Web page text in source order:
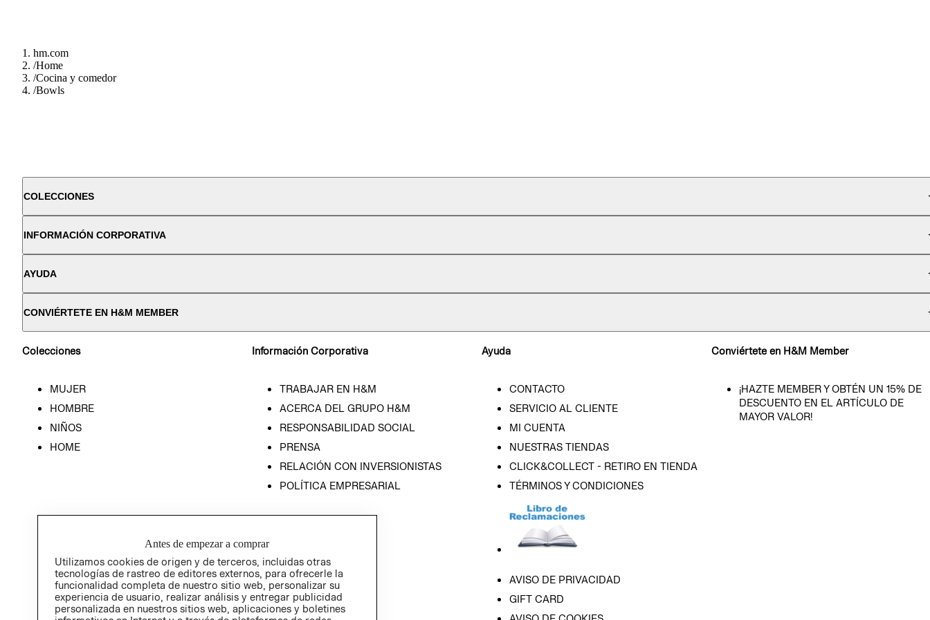
hm.com
/Home
/Cocina y comedor
/Bowls
COLECCIONES
INFORMACIÓN CORPORATIVA
AYUDA
CONVIÉRTETE EN H&M MEMBER
Colecciones
MUJER
HOMBRE
NIÑOS
HOME
Información Corporativa
TRABAJAR EN H&M
ACERCA DEL GRUPO H&M
RESPONSABILIDAD SOCIAL
PRENSA
RELACIÓN CON INVERSIONISTAS
POLÍTICA EMPRESARIAL
Ayuda
CONTACTO
SERVICIO AL CLIENTE
MI CUENTA
NUESTRAS TIENDAS
CLICK&COLLECT - RETIRO EN TIENDA
TÉRMINOS Y CONDICIONES
AVISO DE PRIVACIDAD
GIFT CARD
Conviértete en H&M Member
¡HAZTE MEMBER Y OBTÉN UN 15% DE
DESCUENTO EN EL ARTÍCULO DE
MAYOR VALOR!
Antes de empezar a comprar
Utilizamos cookies de origen y de terceros, incluidas otras
tecnologías de rastreo de editores externos, para ofrecerle la
funcionalidad completa de nuestro sitio web, personalizar su
experiencia de usuario, realizar análisis y entregar publicidad
personalizada en nuestros sitios web, aplicaciones y boletines